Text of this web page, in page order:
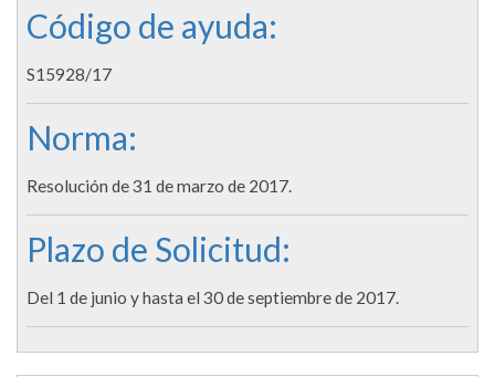
Código de ayuda:
S15928/17
Norma:
Resolución de 31 de marzo de 2017.
Plazo de Solicitud:
Del 1 de junio y hasta el 30 de septiembre de 2017.